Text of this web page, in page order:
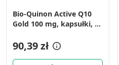
Bio-Quinon Active Q10
Gold 100 mg, kapsułki, 30
90,39 zł